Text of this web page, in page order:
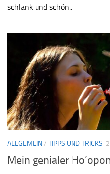
schlank und schön...
ALLGEMEIN/ TIPPS UND TRICKS
Mein genialer